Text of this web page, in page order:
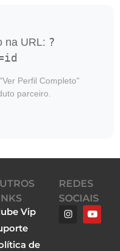
na URL: ?
Perfil Completo"
parceiro.
Vip
de
REDES
SOCIAIS